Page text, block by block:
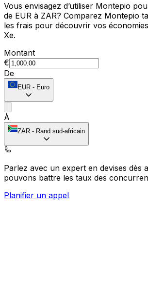
Vous envisagez d’utiliser Montepio
de EUR à ZAR? Comparez Montepio
les frais pour découvrir vos
Xe.
Montant
€
De
EUR - Euro
À
ZAR - Rand sud-africain
Parlez avec un expert en devises dès
pouvons battre les taux des
Planifier un appel